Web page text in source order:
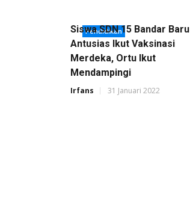
Pendidikan
Siswa SDN 15 Bandar Baru
Antusias Ikut Vaksinasi
Merdeka, Ortu Ikut
Mendampingi
Irfans 31 Januari 2022